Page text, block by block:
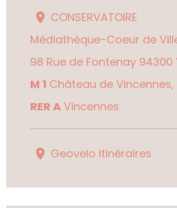
CONSERVATOIRE
Médiathèque-Coeur de
98 Rue de Fontenay 94300
M 1 Château de Vincennes,
RER A Vincennes
Geovelo Itinéraires